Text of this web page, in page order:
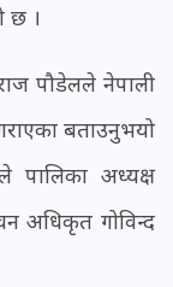
छ ।
पौडेलले नेपाली
बताउनुभयो
पालिका अध्यक्ष
अधिकृत गोविन्द